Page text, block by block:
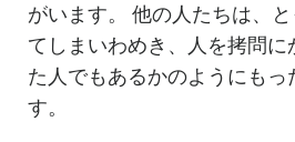
がいます。 他の人たちは、
てしまいわめき、人を拷問
た人でもあるかのようにも
す。